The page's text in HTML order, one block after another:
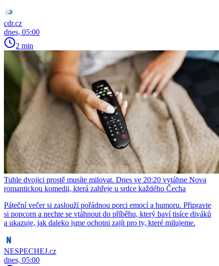
cdr.cz
dnes, 05:00
2 min
Tuhle dvojici prostě musíte milovat. Dnes ve 20:20 vytáhne Nova
romantickou komedii, která zahřeje u srdce každého Čecha
Páteční večer si zaslouží pořádnou porci emocí a humoru. Připravte
si popcorn a nechte se vtáhnout do příběhu, který baví tisíce diváků
a ukazuje, jak daleko jsme ochotni zajít pro ty, které milujeme.
NESPECHEJ.cz
dnes, 05:00